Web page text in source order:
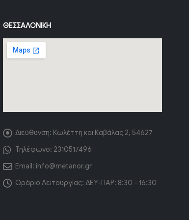
ΘΕΣΣΑΛΟΝΊΚΗ
Διεύθυνση: Κωλέττη και Καβάλας 2, 54627
Τηλέφωνο: 2310517496
Email: info@metanor.gr
Ωράριο Λειτουργίας: ΔΕΥ-ΠΑΡ: 8:30 - 16:30